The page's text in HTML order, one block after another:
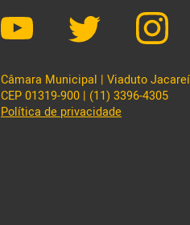
Câmara Municipal | Viaduto
CEP 01319-900 | (11) 3396-4305
Política de privacidade